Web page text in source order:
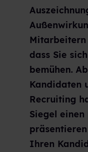
Mitarbeitern
dass Sie
bemühen.
Kandidaten
Recruiting
Siegel einen
Ihren